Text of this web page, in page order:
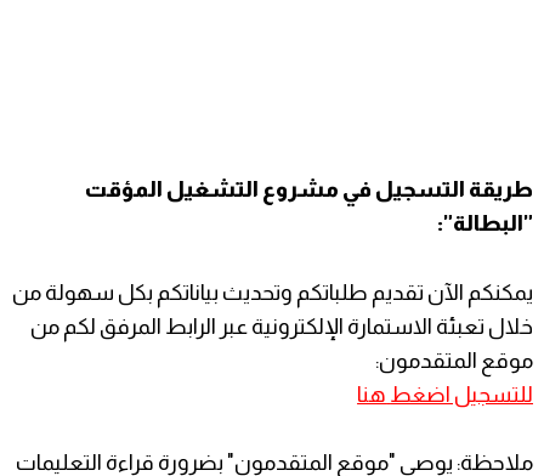
طريقة التسجيل في مشروع التشغيل المؤقت
"البطالة":
​يمكنكم الآن تقديم طلباتكم وتحديث بياناتكم بكل سهولة من
خلال تعبئة الاستمارة الإلكترونية عبر الرابط المرفق لكم من
موقع المتقدمون:
للتسجيل اضغط هنا
​ملاحظة: يوصي "موقع المتقدمون" بضرورة قراءة التعليمات